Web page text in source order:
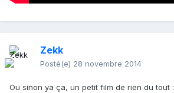
Zekk
Posté(e) 28 novembre 2014
Ou sinon ya ça, un petit film de rien du tout :